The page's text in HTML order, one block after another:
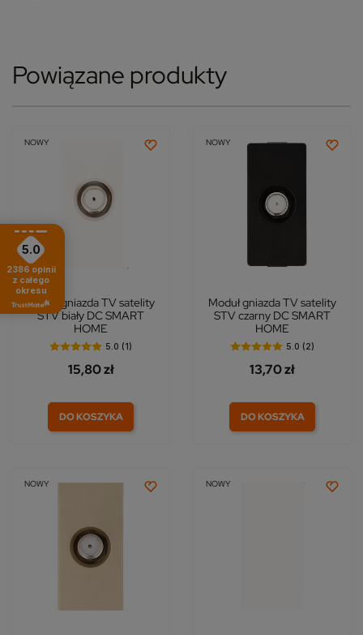
Powiązane produkty
NOWY
Moduł gniazda TV satelity
STV biały DC SMART
HOME
5.0 (1)
15,80 zł
DO KOSZYKA
NOWY
Moduł gniazda TV satelity
STV czarny DC SMART
HOME
5.0 (2)
13,70 zł
DO KOSZYKA
NOWY NOWY
5.0
2386 opinii
z całego
okresu